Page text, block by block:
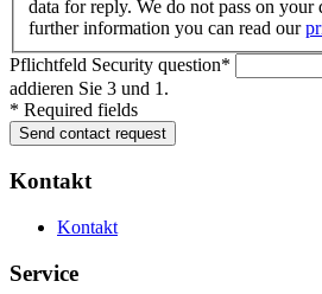
data for reply. We do not pass on your
further information you can read our
Pflichtfeld Security question*
addieren Sie 3 und 1.
* Required fields
Send contact request
Kontakt
Kontakt
Service